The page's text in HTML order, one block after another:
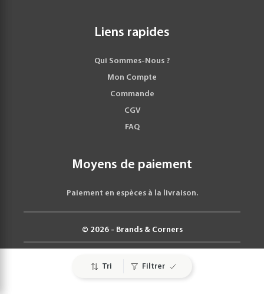
Tri Filtrer
Liens rapides
Qui Sommes-Nous ?
Mon Compte
Commande
CGV
FAQ
Moyens de paiement
Paiement en espèces à la livraison.
© 2026 - Brands & Corners